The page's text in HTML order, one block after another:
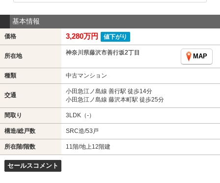
基本情報
価格 3,280万円 値下がり
所在地 神奈川県藤沢市善行坂2丁目
MAP
種類 中古マンション
交通
小田急江ノ島線 善行駅 徒歩14分
小田急江ノ島線 藤沢本町駅 徒歩25分
間取り 3LDK（-）
構造/総戸数 SRC造/53戸
所在階/階数 11階/地上12階建
セールスコメント